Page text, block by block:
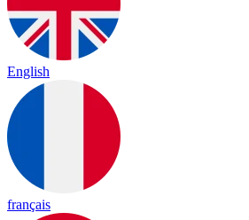
English
français